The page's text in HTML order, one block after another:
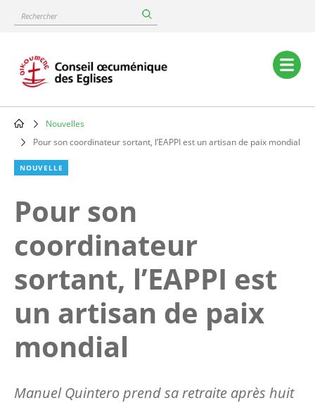
content
Rechercher
Main
navigation
Breadcrumb
Nouvelles
Pour son coordinateur sortant, l’EAPPI est un artisan de paix mondial
NOUVELLE
Pour son
coordinateur
sortant, l’EAPPI est
un artisan de paix
mondial
Manuel Quintero prend sa retraite après huit